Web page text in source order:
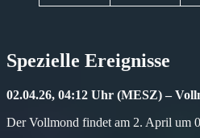
Spezielle Ereignisse
02.04.26, 04:12 Uhr (MESZ) –
Der Vollmond findet am 2. April um